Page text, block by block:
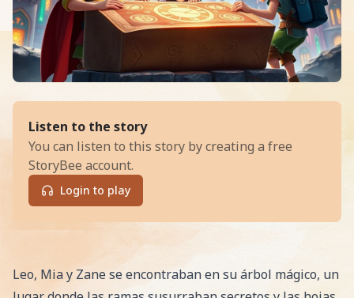
Listen to the storyof
You can listen to this story by creating a free
StoryBee account.
Login to play
Read La Ciudad de los Relojes Dorados, an exciting
Leo, Mia y Zane se encontraban en su árbol mágico, un